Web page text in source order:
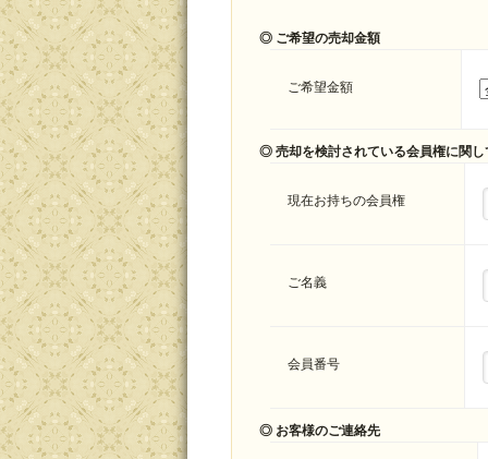
◎ ご希望の売却金額
ご希望金額
◎ 売却を検討されている会員権に関し
現在お持ちの会員権
ご名義
会員番号
◎ お客様のご連絡先